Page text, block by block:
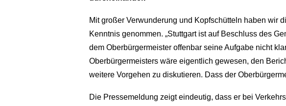
Mit großer Verwunderung und Kopfschütteln haben wir
Kenntnis genommen. „Stuttgart ist auf Beschluss des
dem Oberbürgermeister offenbar seine Aufgabe nicht
Oberbürgermeisters wäre eigentlich gewesen, den
weitere Vorgehen zu diskutieren. Dass der
Die Pressemeldung zeigt eindeutig, dass er bei